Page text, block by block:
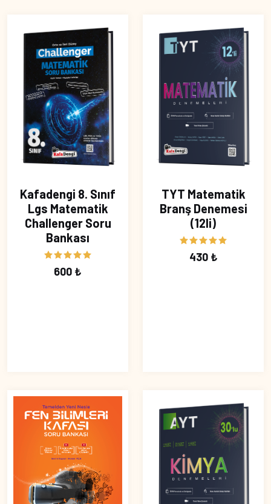
Kafadengi 8. Sınıf
Lgs Matematik
Challenger Soru
Bankası
600 ₺
TYT Matematik
Branş Denemesi
(12li)
430 ₺